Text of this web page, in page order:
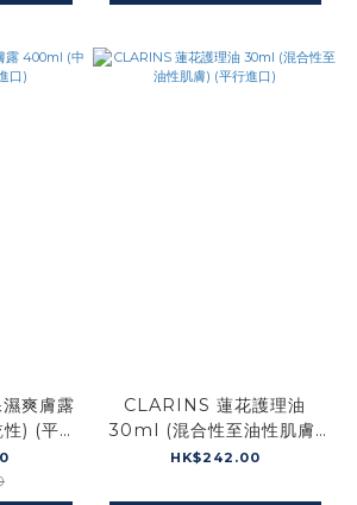
爽膚露
) (平行
CLARINS 蓮花護理油
30ml (混合性至油性肌膚)
(平行進口)
HK$242.00